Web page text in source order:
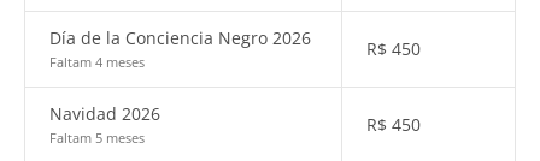
Día de la Conciencia Negro 2026
Faltam 4 meses
R$ 450
Navidad 2026
Faltam 5 meses
R$ 450